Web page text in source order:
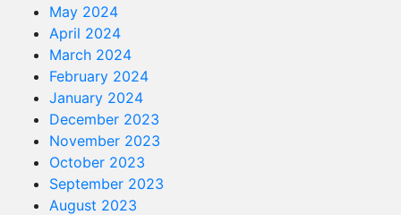
May 2024
April 2024
March 2024
February 2024
January 2024
December 2023
November 2023
October 2023
September 2023
August 2023